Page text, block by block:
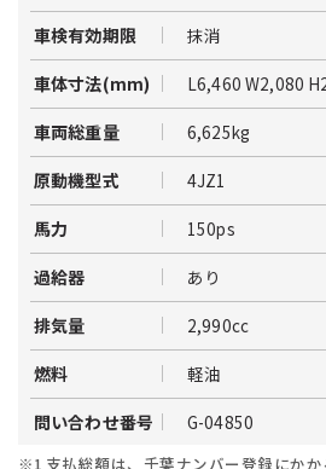
車検有効期限 抹消
車体寸法(mm) L6,460 W2,080
車両総重量 6,625kg
原動機型式 4JZ1
馬力 150ps
過給器 あり
排気量 2,990cc
燃料 軽油
問い合わせ番号 G-04850
※1 支払総額は、千葉ナンバー登録にか